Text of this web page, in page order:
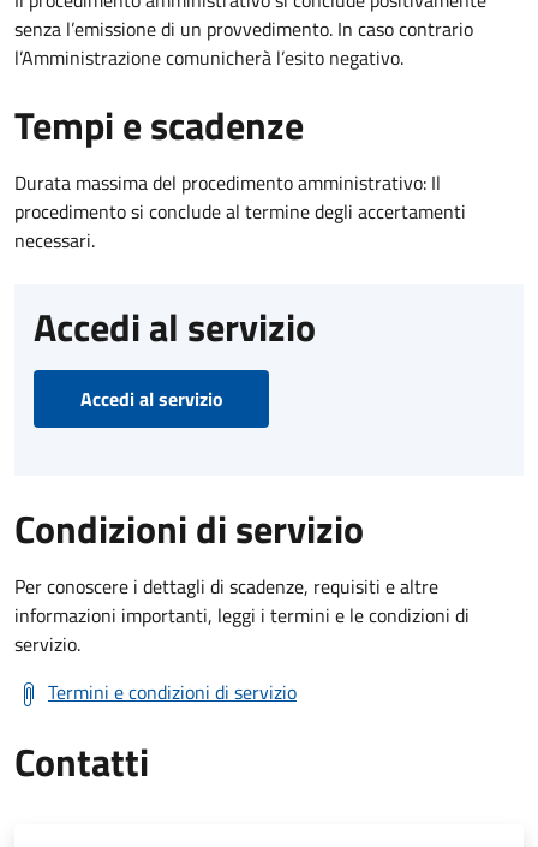
senza l’emissione di un provvedimento. In caso contrario
l’Amministrazione comunicherà l’esito negativo.
Tempi e scadenze
Durata massima del procedimento amministrativo: Il
procedimento si conclude al termine degli accertamenti
necessari.
Accedi al servizio
Accedi al servizio
Condizioni di servizio
Per conoscere i dettagli di scadenze, requisiti e altre
informazioni importanti, leggi i termini e le condizioni di
servizio.
Termini e condizioni di servizio
Contatti